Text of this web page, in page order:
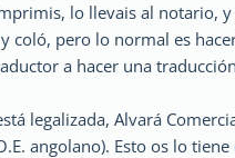
lo llevais al notario, y
coló, pero lo normal es
a hacer una
legalizada, Alvará
angolano). Esto os lo tiene